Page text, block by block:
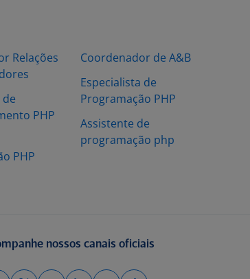
Relações
de
PHP
PHP
Coordenador de A&B
Especialista de
Programação PHP
Assistente de
programação php
nossos canais oficiais